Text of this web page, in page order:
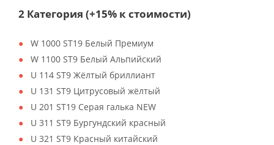
2 Категория (+15% к стоимости)
W 1000 ST19 Белый Премиум
W 1100 ST9 Белый Альпийский
U 114 ST9 Жёлтый бриллиант
U 131 ST9 Цитрусовый жёлтый
U 201 ST19 Серая галька NEW
U 311 ST9 Бургундский красный
U 321 ST9 Красный китайский